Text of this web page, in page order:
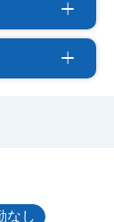
なし